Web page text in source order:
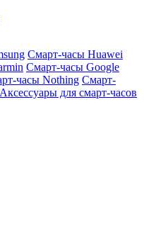
Смарт-часы Huawei
Смарт-часы Google
часы Nothing Смарт-
Аксессуары для смарт-часов